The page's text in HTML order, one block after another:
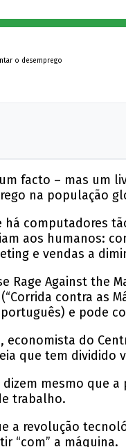
facto – mas um
na população
há computadores
aos humanos:
e vendas a
Rage Against the
contra as
português) e pode
do
que tem dividido
dizem mesmo que
trabalho.
a revolução
“com” a máquina.